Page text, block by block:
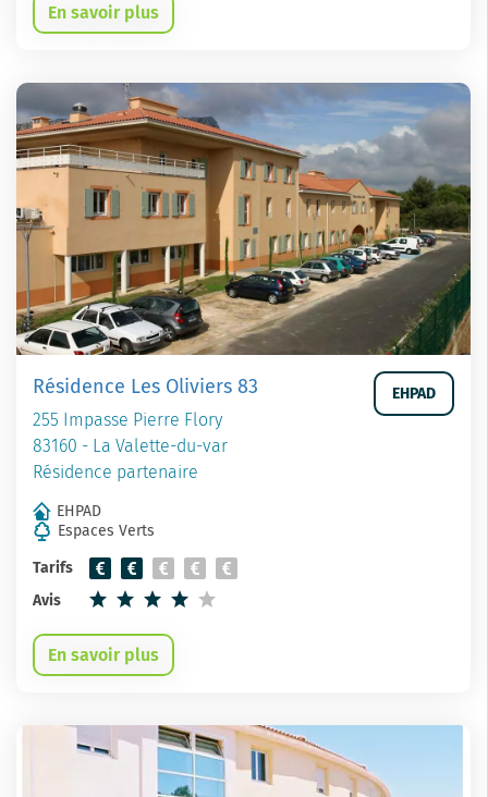
En savoir plus
Résidence Les Oliviers 83
255 Impasse Pierre Flory
83160 - La Valette-du-var
Résidence partenaire
EHPAD
EHPAD
Espaces Verts
Tarifs
Avis
En savoir plus